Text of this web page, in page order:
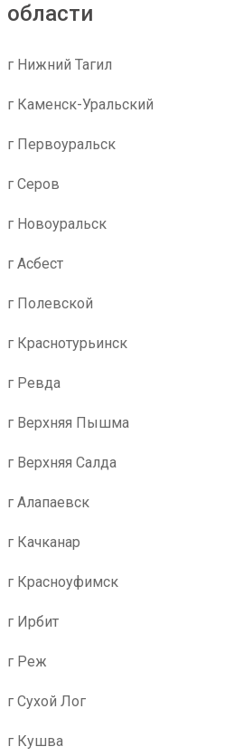
области
г Нижний Тагил
г Каменск-Уральский
г Первоуральск
г Серов
г Новоуральск
г Асбест
г Полевской
г Краснотурьинск
г Ревда
г Верхняя Пышма
г Верхняя Салда
г Алапаевск
г Качканар
г Красноуфимск
г Ирбит
г Реж
г Сухой Лог
г Кушва